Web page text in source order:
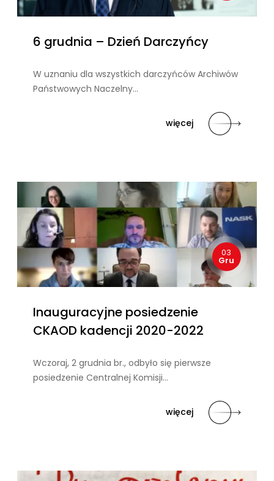
6 grudnia – Dzień Darczyńcy
W uznaniu dla wszystkich darczyńców Archiwów
Państwowych Naczelny…
więcej
03
Gru
Inauguracyjne posiedzenie
CKAOD kadencji 2020-2022
Wczoraj, 2 grudnia br., odbyło się pierwsze
posiedzenie Centralnej Komisji…
więcej